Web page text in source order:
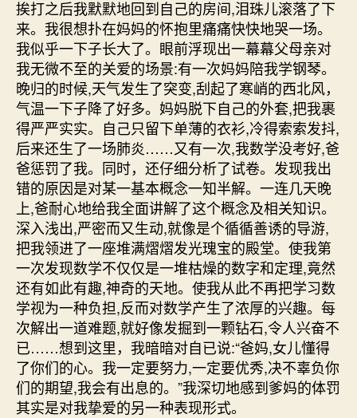
挨打之后我默默地回到自己的房间,泪珠儿滚落了下
来。我很想扑在妈妈的怀抱里痛痛快快地哭一场。
我似乎一下子长大了。眼前浮现出一幕幕父母亲对
我无微不至的关爱的场景:有一次妈妈陪我学钢琴。
晚归的时候,天气发生了突变,刮起了寒峭的西北风，
气温一下子降了好多。妈妈脱下自己的外套,把我裹
得严严实实。自己只留下单薄的衣衫,冷得索索发抖,
后来还生了一场肺炎……又有一次,我数学没考好,爸
爸惩罚了我。同时，还仔细分析了试卷。发现我出
错的原因是对某一基本概念一知半解。一连几天晚
上,爸耐心地给我全面讲解了这个概念及相关知识。
深入浅出,严密而又生动,就像是个循循善诱的导游,
把我领进了一座堆满熠熠发光瑰宝的殿堂。使我第
一次发现数学不仅仅是一堆枯燥的数字和定理,竟然
还有如此有趣,神奇的天地。使我从此不再把学习数
学视为一种负担,反而对数学产生了浓厚的兴趣。每
次解出一道难题,就好像发掘到一颗钻石,令人兴奋不
已……想到这里，我暗暗对自已说:“爸妈,女儿懂得
了你们的心。我一定要努力,一定要优秀,决不辜负你
们的期望,我会有出息的。”我深切地感到爹妈的体罚
其实是对我挚爱的另一种表现形式。